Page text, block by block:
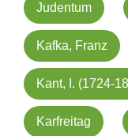
Judentum
Kafka, Franz
Kant, I. (1724-
Karfreitag